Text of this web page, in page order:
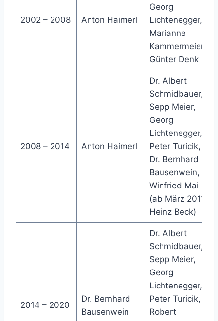
2002 – 2008 Anton Haimerl
Georg
Lichtenegger,
Marianne
Kammermeier,
Günter Denk
2008 – 2014 Anton Haimerl
Dr. Albert
Schmidbauer,
Sepp Meier,
Georg
Lichtenegger,
Peter Turicik,
Dr. Bernhard
Bausenwein,
Winfried Mai
(ab März 2011
Heinz Beck)
2014 – 2020
Dr. Bernhard
Bausenwein
Dr. Albert
Schmidbauer,
Sepp Meier,
Georg
Lichtenegger,
Peter Turicik,
Robert